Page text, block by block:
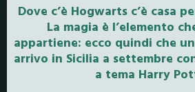
Dove c’è Hogwarts c’è casa
La magia è l’elemento
appartiene: ecco quindi che
arrivo in Sicilia a settembre
a tema Harry